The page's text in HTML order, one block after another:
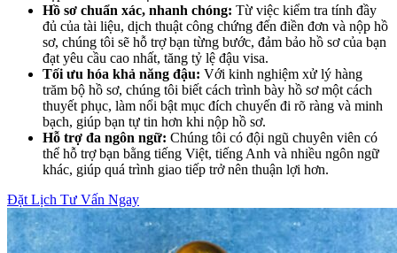
Hồ sơ chuẩn xác, nhanh chóng: Từ việc kiểm tra tính đầy
đủ của tài liệu, dịch thuật công chứng đến điền đơn và nộp hồ
sơ, chúng tôi sẽ hỗ trợ bạn từng bước, đảm bảo hồ sơ của bạn
đạt yêu cầu cao nhất, tăng tỷ lệ đậu visa.
Tối ưu hóa khả năng đậu: Với kinh nghiệm xử lý hàng
trăm bộ hồ sơ, chúng tôi biết cách trình bày hồ sơ một cách
thuyết phục, làm nổi bật mục đích chuyến đi rõ ràng và minh
bạch, giúp bạn tự tin hơn khi nộp hồ sơ.
Hỗ trợ đa ngôn ngữ: Chúng tôi có đội ngũ chuyên viên có
thể hỗ trợ bạn bằng tiếng Việt, tiếng Anh và nhiều ngôn ngữ
khác, giúp quá trình giao tiếp trở nên thuận lợi hơn.
Đặt Lịch Tư Vấn Ngay